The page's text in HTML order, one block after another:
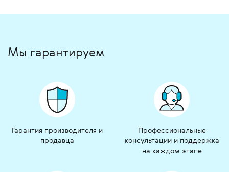
Мы гарантируем
Гарантия производителя и
продавца
Профессиональные
консультации и поддержка
на каждом этапе